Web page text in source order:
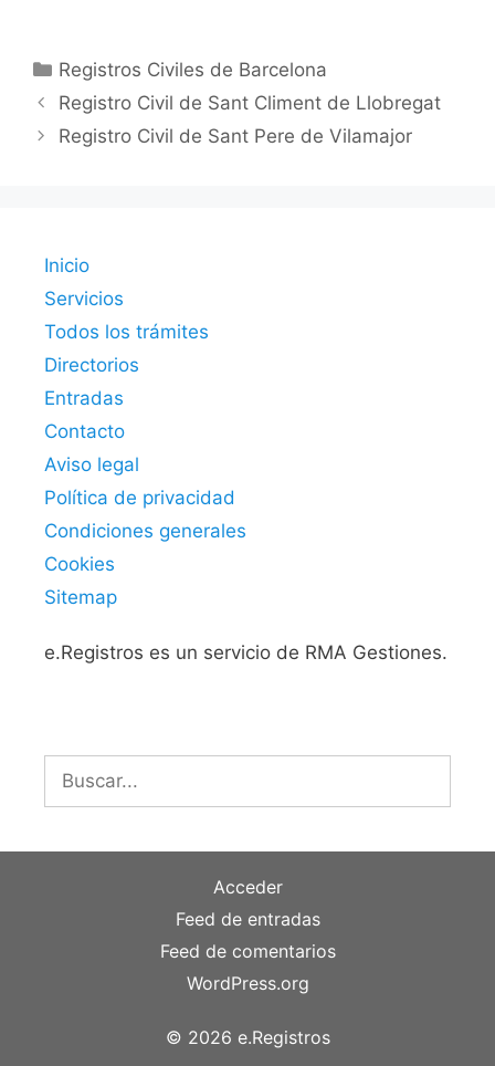
Categorías
Registros Civiles de Barcelona
Registro Civil de Sant Climent de Llobregat
Registro Civil de Sant Pere de Vilamajor
Inicio
Servicios
Todos los trámites
Directorios
Entradas
Contacto
Aviso legal
Política de privacidad
Condiciones generales
Cookies
Sitemap
e.Registros es un servicio de RMA Gestiones.
Buscar:
Acceder
Feed de entradas
Feed de comentarios
WordPress.org
© 2026 e.Registros